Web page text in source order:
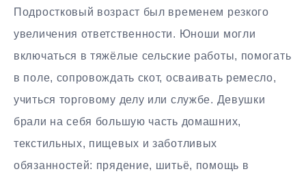
Подростковый возраст был временем резкого
увеличения ответственности. Юноши могли
включаться в тяжёлые сельские работы, помогать
в поле, сопровождать скот, осваивать ремесло,
учиться торговому делу или службе. Девушки
брали на себя большую часть домашних,
текстильных, пищевых и заботливых
обязанностей: прядение, шитьё, помощь в